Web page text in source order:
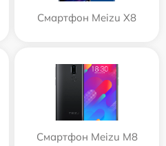
Смартфон Meizu X8
Смартфон Meizu M8